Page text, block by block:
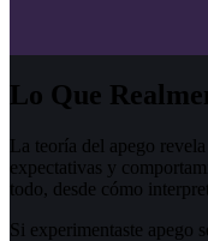
Lo Que
La teoría del apego
expectativas y
todo, desde cómo
Si experimentaste apego